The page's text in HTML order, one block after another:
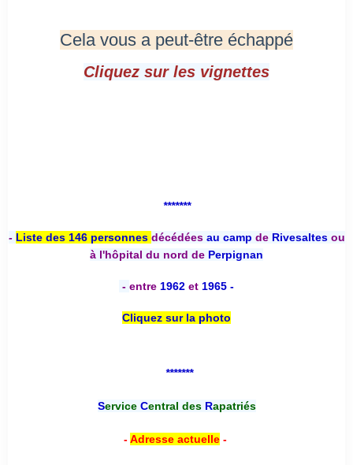
Cela vous a peut-être échappé
Cliquez sur les vignettes
*******
- Liste des 146 personnes décédées au camp deRivesaltesou
à l'hôpital du nord de Perpignan
- entre 1962 et 1965 -
Cliquez sur la photo
*******
Service Central desRapatriés
-Adresse actuelle-